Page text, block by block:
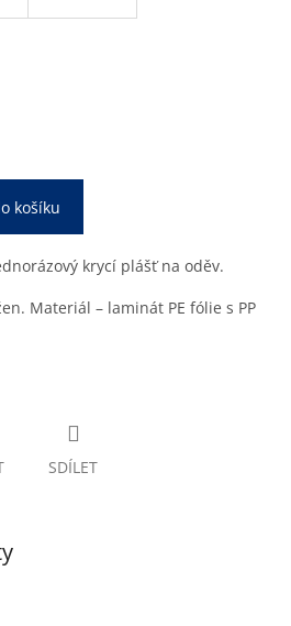
košíku
krycí plášť na oděv.
Materiál – laminát PE fólie s PP
SDÍLET